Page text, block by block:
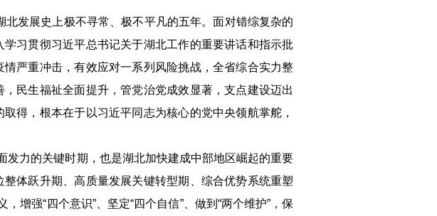
北发展史上极不寻常、极不平凡的五年。面对错综复杂的
习贯彻习近平总书记关于湖北工作的重要讲话和指示批
严重冲击，有效应对一系列风险挑战，全省综合实力整
民生福祉全面提升，管党治党成效显著，支点建设迈出
得，根本在于以习近平同志为核心的党中央领航掌舵，
发力的关键时期，也是湖北加快建成中部地区崛起的重要
体跃升期、高质量发展关键转型期、综合优势系统重塑
增强“四个意识”、坚定“四个自信”、做到“两个维护”，保